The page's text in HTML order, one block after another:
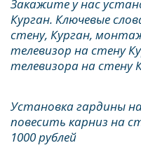
Закажите у нас
Курган. Ключевые
стену, Курган,
телевизор на стену
телевизора на стену
Установка гардины
повесить карниз на
1000 рублей